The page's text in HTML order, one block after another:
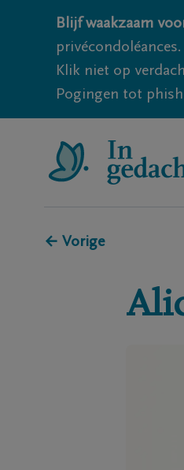
Blijf waakzaam
Klik niet op
Pogingen tot
← Vorige